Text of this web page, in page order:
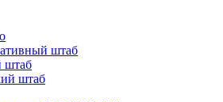
штаб
штаб
штаб